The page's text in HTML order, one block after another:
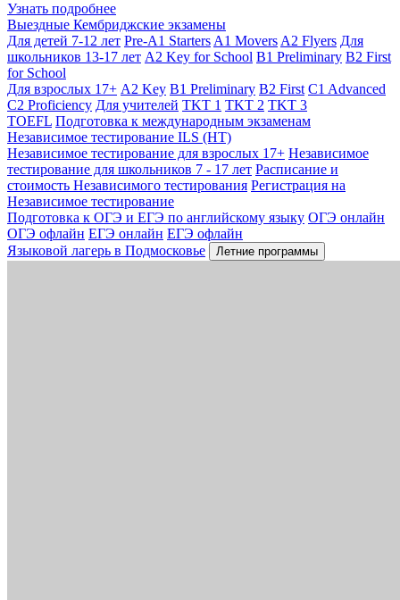
Узнать подробнее
Выездные Кембриджские экзамены
Для детей 7-12 лет Pre-A1 Starters A1 Movers A2 Flyers Для
школьников 13-17 лет A2 Key for School B1 Preliminary B2 First
for School
Для взрослых 17+ A2 Key B1 Preliminary B2 First C1 Advanced
C2 Proficiency Для учителей TKT 1 TKT 2 TKT 3
TOEFL Подготовка к международным экзаменам
Независимое тестирование ILS (НТ)
Независимое тестирование для взрослых 17+ Независимое
тестирование для школьников 7 - 17 лет Расписание и
стоимость Независимого тестирования Регистрация на
Независимое тестирование
Подготовка к ОГЭ и ЕГЭ по английскому языку ОГЭ онлайн
ОГЭ офлайн ЕГЭ онлайн ЕГЭ офлайн
Языковой лагерь в Подмосковье
Летние программы